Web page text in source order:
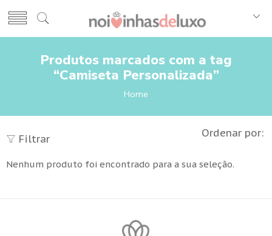
Produtos marcados com a tag
“Camiseta Personalizada”
Home
Filtrar Ordenar por:
Nenhum produto foi encontrado para a sua seleção.